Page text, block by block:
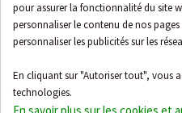
pour assurer la fonctionnalité du site
personnaliser le contenu de nos
personnaliser les publicités sur les
En cliquant sur "Autoriser tout", vous
technologies.
Temps de réponse (eau)
Homologation